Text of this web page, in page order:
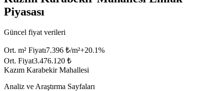
Piyasası
Güncel fiyat verileri
Ort. m² Fiyatı7.396 ₺/m²+20.1%
Ort. Fiyat3.476.120 ₺
Kazım Karabekir Mahallesi
Analiz ve Araştırma Sayfaları